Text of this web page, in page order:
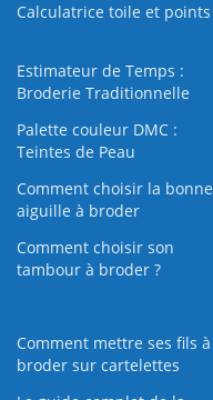
Calculatrice toile et points
Estimateur de Temps :
Broderie Traditionnelle
Palette couleur DMC :
Teintes de Peau
Comment choisir la bonne
aiguille à broder
Comment choisir son
tambour à broder ?
Comment mettre ses fils à
broder sur cartelettes